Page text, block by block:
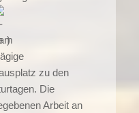
)
zu den
Die
Arbeit an